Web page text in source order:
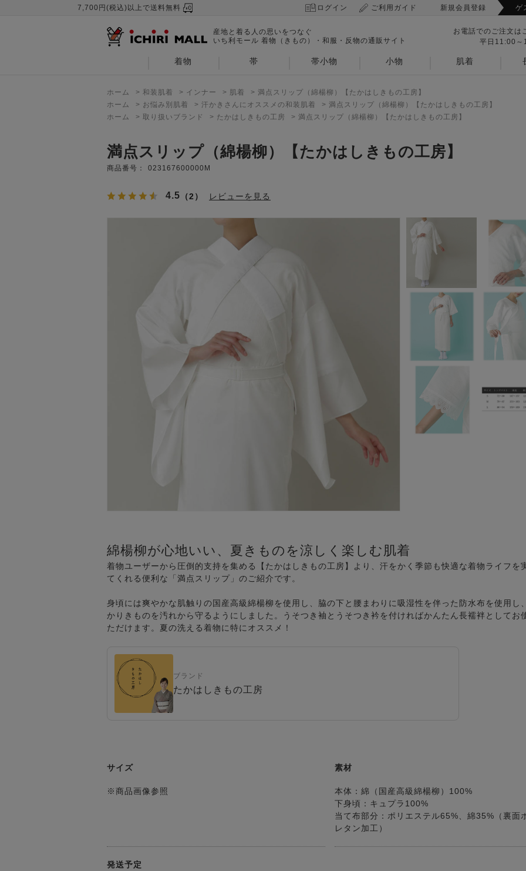
7,700円(税込)以上で送料無料 ログイン ご利用ガイド 新規会員登録 ゲ
産地と着る人の思いをつなぐ
いち利モール 着物（きもの）・和服・反物の通販サイト
お電話でのご注文は
平日11:00～
着物 帯 帯小物 小物 肌着
ホーム > 和装肌着 > インナー > 肌着 > 満点スリップ（綿楊柳）【たかはしきもの工房】
ホーム
> お悩み別肌着 > 汗かきさんにオススメの和装肌着 > 満点スリップ（綿楊柳）【たかはしきもの工房】
ホーム
> 取り扱いブランド > たかはしきもの工房 > 満点スリップ（綿楊柳）【たかはしきもの工房】
満点スリップ（綿楊柳）【たかはしきもの工房】
商品番号： 023167600000M
4.5 （2） レビューを見る
綿楊柳が心地いい、夏きものを涼しく楽しむ肌着
着物ユーザーから圧倒的支持を集める【たかはしきもの工房】より、汗をかく季節も快適な着物ライフを
てくれる便利な「満点スリップ」のご紹介です。
身頃には爽やかな肌触りの国産高級綿楊柳を使用し、脇の下と腰まわりに吸湿性を伴った防水布を使用し
かりきものを汚れから守るようにしました。うそつき袖とうそつき衿を付ければかんたん長襦袢としてお
ただけます。夏の洗える着物に特にオススメ！
ブランド
たかはしきもの工房
サイズ
※商品画像参照
素材
本体：綿（国産高級綿楊柳）100%
下身頃：キュプラ100%
当て布部分：ポリエステル65%、綿35%（裏面
レタン加工）
発送予定